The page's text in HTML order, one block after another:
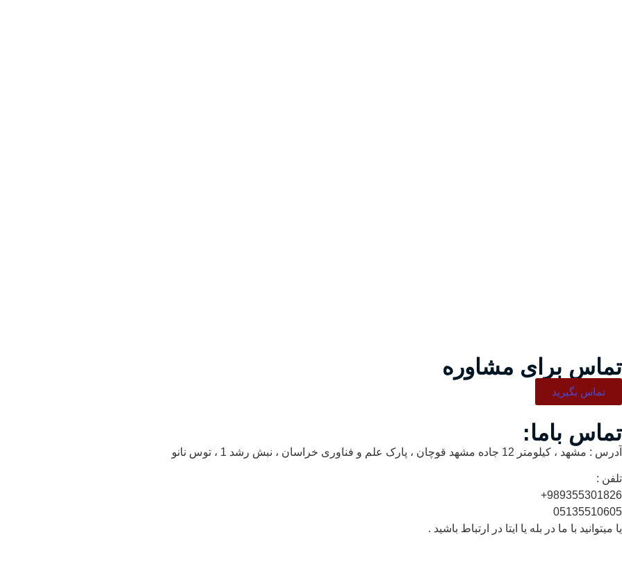
تماس برای مشاوره
تماس بگیرید
تماس باما:
آدرس : مشهد ، کیلومتر 12 جاده مشهد قوچان ، پارک علم و فناوری خراسان ، نبش رشد 1 ، توس نانو
تلفن :
989355301826+
05135510605
یا میتوانید با ما در بله یا ایتا در ارتباط باشید .